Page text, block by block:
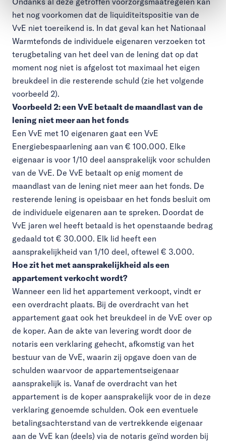
het nog voorkomen dat de liquiditeitspositie van de
VvE niet toereikend is. In dat geval kan het Nationaal
Warmtefonds de individuele eigenaren verzoeken tot
terugbetaling van het deel van de lening dat op dat
moment nog niet is afgelost tot maximaal het eigen
breukdeel in die resterende schuld (zie het volgende
voorbeeld 2).
Voorbeeld 2: een VvE betaalt de maandlast van de
lening niet meer aan het fonds
Een VvE met 10 eigenaren gaat een VvE
Energiebespaarlening aan van € 100.000. Elke
eigenaar is voor 1/10 deel aansprakelijk voor schulden
van de VvE. De VvE betaalt op enig moment de
maandlast van de lening niet meer aan het fonds. De
resterende lening is opeisbaar en het fonds besluit om
de individuele eigenaren aan te spreken. Doordat de
VvE jaren wel heeft betaald is het openstaande bedrag
gedaald tot € 30.000. Elk lid heeft een
aansprakelijkheid van 1/10 deel, oftewel € 3.000.
Hoe zit het met aansprakelijkheid als een
appartement verkocht wordt?
Wanneer een lid het appartement verkoopt, vindt er
een overdracht plaats. Bij de overdracht van het
appartement gaat ook het breukdeel in de VvE over op
de koper. Aan de akte van levering wordt door de
notaris een verklaring gehecht, afkomstig van het
bestuur van de VvE, waarin zij opgave doen van de
schulden waarvoor de appartementseigenaar
aansprakelijk is. Vanaf de overdracht van het
appartement is de koper aansprakelijk voor de in deze
verklaring genoemde schulden. Ook een eventuele
betalingsachterstand van de vertrekkende eigenaar
aan de VvE kan (deels) via de notaris geïnd worden bij